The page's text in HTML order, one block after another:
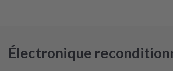
Électronique